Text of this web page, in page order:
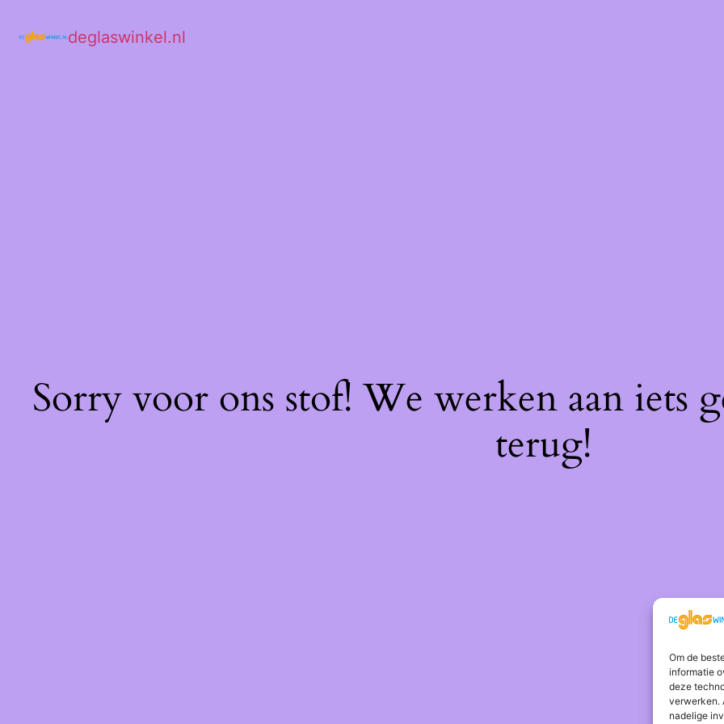
Om de
informatie
deze
verwerken.
nadelige
deglaswinkel.nl
Sorry voor ons stof! We werken aan iets
terug!